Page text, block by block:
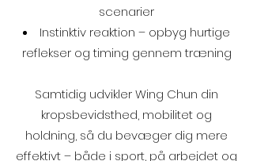
scenarier
Instinktiv reaktion – opbyg hurtige
reflekser og timing gennem træning
Samtidig udvikler Wing Chun din
kropsbevidsthed, mobilitet og
holdning, så du bevæger dig mere
effektivt – både i sport, på arbejdet og